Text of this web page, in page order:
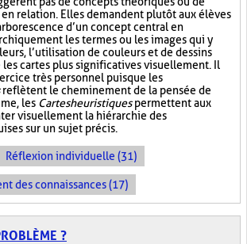
relation. Elles demandent plutôt aux élèves
d’un concept central en
les termes ou les images qui y
l’utilisation de couleurs et de dessins
les cartes plus significatives visuellement. Il
très personnel puisque les
reflètent le cheminement de la pensée de
les Cartes heuristiquespermettent aux
visuellement la hiérarchie des
sur un sujet précis.
Réflexion individuelle (31)
des connaissances (17)
?